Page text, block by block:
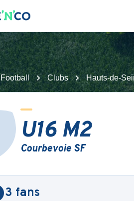
Football Clubs Hauts-de-
U16 M2
Courbevoie SF
3 fans